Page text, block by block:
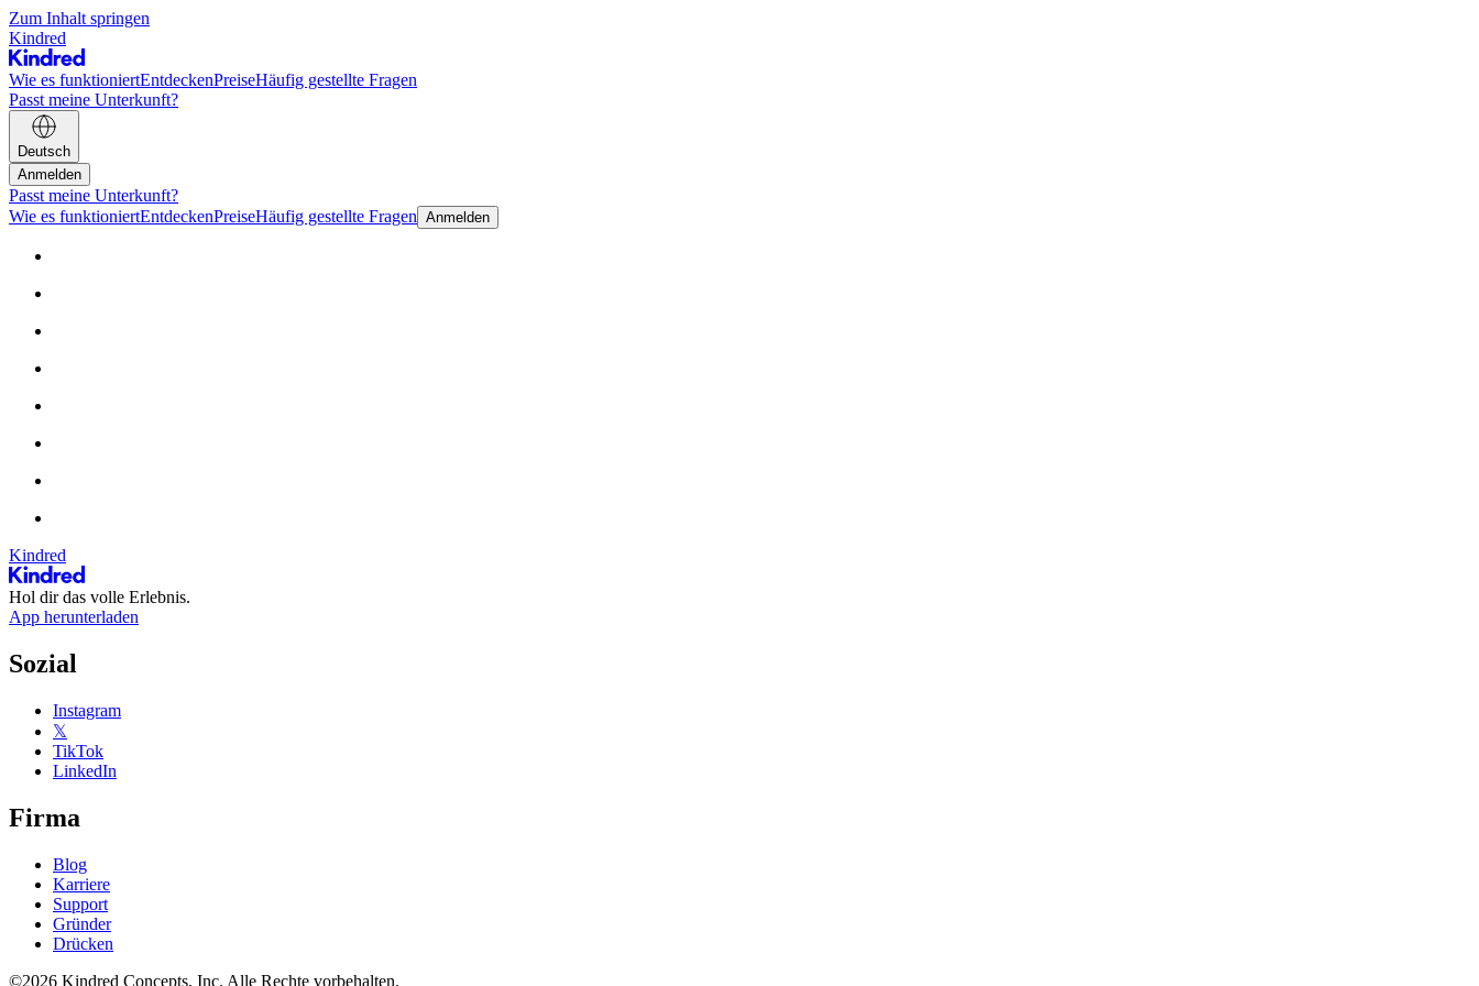
Zum Inhalt springen
Kindred
Wie es funktioniertEntdeckenPreiseHäufig gestellte Fragen
Passt meine Unterkunft?
Deutsch
Anmelden
Passt meine Unterkunft?
Wie es funktioniertEntdeckenPreiseHäufig gestellte Fragen Anmelden
Kindred
Hol dir das volle Erlebnis.
App herunterladen
Sozial
Instagram
𝕏
TikTok
LinkedIn
Firma
Blog
Karriere
Support
Gründer
Drücken
©2026 Kindred Concepts, Inc. Alle Rechte vorbehalten.